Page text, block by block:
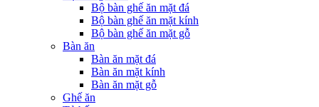
Bộ bàn ghế ăn mặt đá
Bộ bàn ghế ăn mặt kính
Bộ bàn ghế ăn mặt gỗ
Bàn ăn
Bàn ăn mặt đá
Bàn ăn mặt kính
Bàn ăn mặt gỗ
Ghế ăn